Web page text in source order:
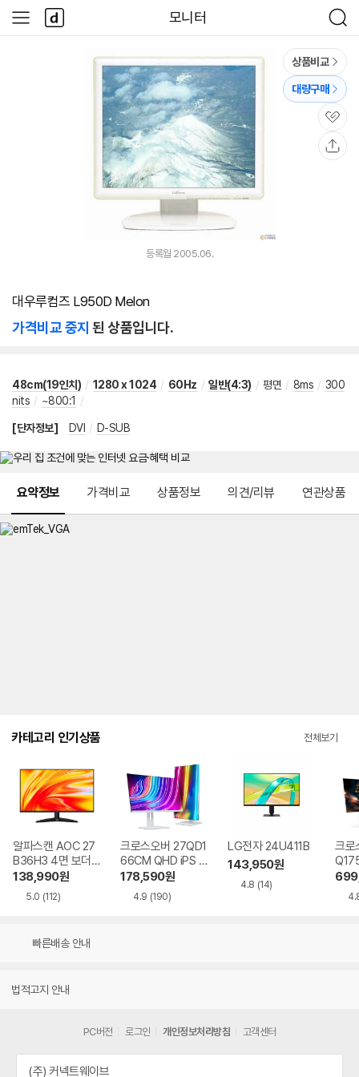
모니터
검
색
사
이
다
나
와
상품비교
대량구매
관
심
등록월 2005.06.
대우루컴즈 L950D Melon
가격비교 중지 된 상품입니다.
48cm(19인치) / 1280 x 1024 / 60Hz / 일반(4:3) / 평면 / 8ms / 300
nits / ~800:1 /
[단자정보] DVI / D-SUB
요약정보 가격비교 상품정보 의견/리뷰 연관상품
카테고리 인기상품 전체보기
알파스캔 AOC 27
B36H3 4면 보더리
스 IPS 120 시력보
호 무결점
138,990원
5.0 (112)
크로스오버 27QD1
66CM QHD iPS U
SB-C 화이트 Ai 멀
티스탠드
178,590원
4.9 (190)
LG전자 24U411B
143,950원
4.8 (14)
크로
Ai
빠른배송 안내
법적고지 안내
PC버전 로그인 개인정보처리방침 고객센터
(주) 커넥트웨이브